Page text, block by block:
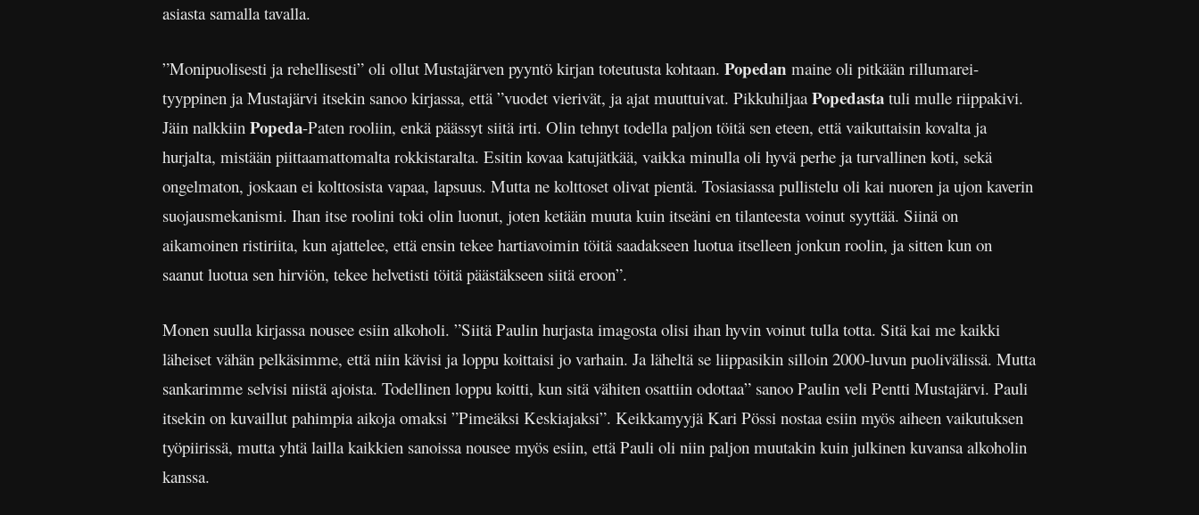
asiasta samalla tavalla.
”Monipuolisesti ja rehellisesti” oli ollut Mustajärven pyyntö kirjan toteutusta kohtaan. Popedan maine oli pitkään rillumarei-
tyyppinen ja Mustajärvi itsekin sanoo kirjassa, että ”vuodet vierivät, ja ajat muuttuivat. PikkuhiljaaPopedasta tuli mulle riippakivi.
Jäin nalkkiin Popeda-Paten rooliin, enkä päässyt siitä irti. Olin tehnyt todella paljon töitä sen eteen, että vaikuttaisin kovalta ja
hurjalta, mistään piittaamattomalta rokkistaralta. Esitin kovaa katujätkää, vaikka minulla oli hyvä perhe ja turvallinen koti, sekä
ongelmaton, joskaan ei kolttosista vapaa, lapsuus. Mutta ne kolttoset olivat pientä. Tosiasiassa pullistelu oli kai nuoren ja ujon kaverin
suojausmekanismi. Ihan itse roolini toki olin luonut, joten ketään muuta kuin itseäni en tilanteesta voinut syyttää. Siinä on
aikamoinen ristiriita, kun ajattelee, että ensin tekee hartiavoimin töitä saadakseen luotua itselleen jonkun roolin, ja sitten kun on
saanut luotua sen hirviön, tekee helvetisti töitä päästäkseen siitä eroon”.
Monen suulla kirjassa nousee esiin alkoholi. ”Siitä Paulin hurjasta imagosta olisi ihan hyvin voinut tulla totta. Sitä kai me kaikki
läheiset vähän pelkäsimme, että niin kävisi ja loppu koittaisi jo varhain. Ja läheltä se liippasikin silloin 2000-luvun puolivälissä. Mutta
sankarimme selvisi niistä ajoista. Todellinen loppu koitti, kun sitä vähiten osattiin odottaa” sanoo Paulin veli Pentti Mustajärvi. Pauli
itsekin on kuvaillut pahimpia aikoja omaksi ”Pimeäksi Keskiajaksi”. Keikkamyyjä Kari Pössi nostaa esiin myös aiheen vaikutuksen
työpiirissä, mutta yhtä lailla kaikkien sanoissa nousee myös esiin, että Pauli oli niin paljon muutakin kuin julkinen kuvansa alkoholin
kanssa.